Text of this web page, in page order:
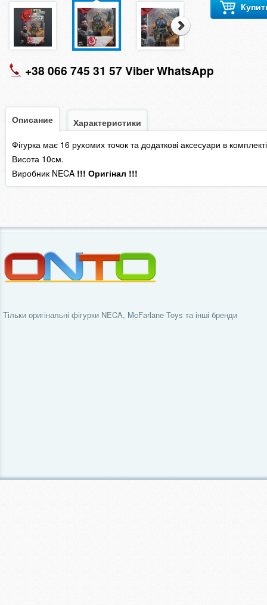
+38 066 745 31 57 Viber WhatsApp
Описание
Характеристики
Фігурка має 16 рухомих точок та додаткові аксесуари в
Висота 10см.
Виробник NECA !!! Оригінал !!!
Тільки оригінальні фігурки NECA, McFarlane Toys та інші бренди